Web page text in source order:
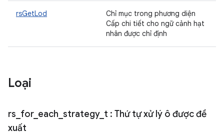
rsGetLod
Chỉ mục trong phương diện
Cấp chi tiết cho ngữ cảnh hạt
nhân được chỉ định
Loại
rs for_ each strategy_ t : Thứ tự xử lý ô được đề
xuất